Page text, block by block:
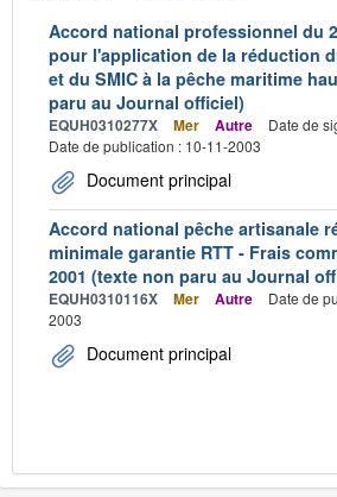
Accord national professionnel du
pour l'application de la réduction
et du SMIC à la pêche maritime
paru au Journal officiel)
EQUH0310277X Mer Autre
Date de
Date de publication : 10-11-2003
Document principal
Accord national pêche artisanale
minimale garantie RTT - Frais
2001 (texte non paru au Journal
EQUH0310116X Mer Autre
Date de
2003
Document principal